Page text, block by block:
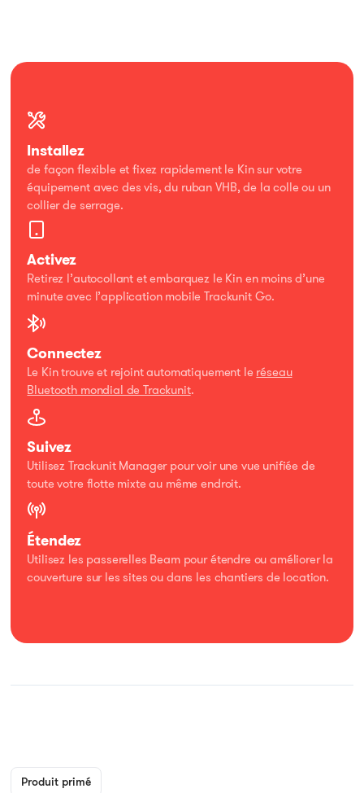
Installez
de façon flexible et fixez rapidement le Kin sur votre
équipement avec des vis, du ruban VHB, de la colle ou un
collier de serrage.​
Activez
Retirez l’autocollant et embarquez le Kin en moins d’une
minute avec l’application mobile Trackunit Go.​
Connectez
Le Kin trouve et rejoint automatiquement le réseau
Bluetooth mondial de Trackunit.​
Suivez
Utilisez Trackunit Manager pour voir une vue unifiée de
toute votre flotte mixte au même endroit.​
Étendez
Utilisez les passerelles Beam pour étendre ou améliorer la
couverture sur les sites ou dans les chantiers de location.​
Produit primé